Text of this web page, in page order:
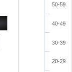
20-29
30-39
40-49
50-59